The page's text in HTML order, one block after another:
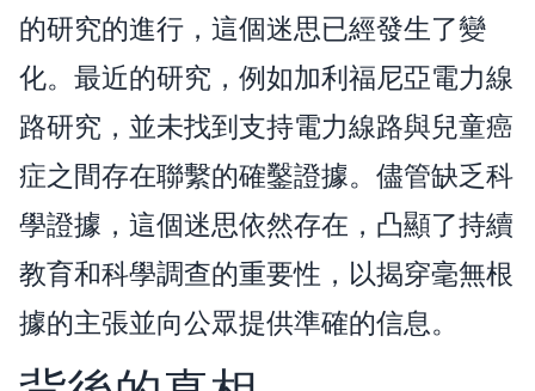
的研究的進行，這個迷思已經發生了變
化。最近的研究，例如加利福尼亞電力線
路研究，並未找到支持電力線路與兒童癌
症之間存在聯繫的確鑿證據。儘管缺乏科
學證據，這個迷思依然存在，凸顯了持續
教育和科學調查的重要性，以揭穿毫無根
據的主張並向公眾提供準確的信息。